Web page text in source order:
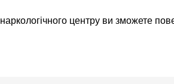
центру ви зможете